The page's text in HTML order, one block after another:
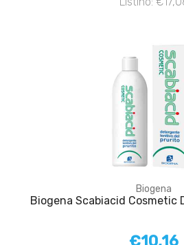
Biogena
Biogena Scabiacid Cosmetic
€10,16